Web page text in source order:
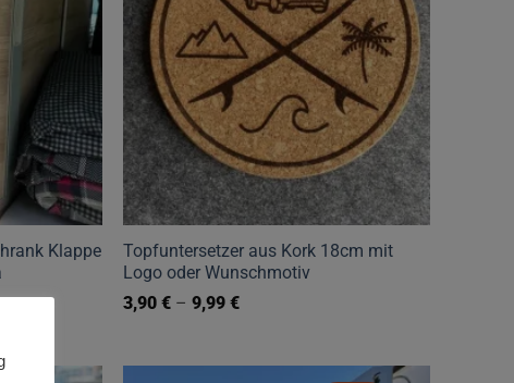
Klappe
Topfuntersetzer aus Kork 18cm mit
Logo oder Wunschmotiv
3,90€ –9,99€